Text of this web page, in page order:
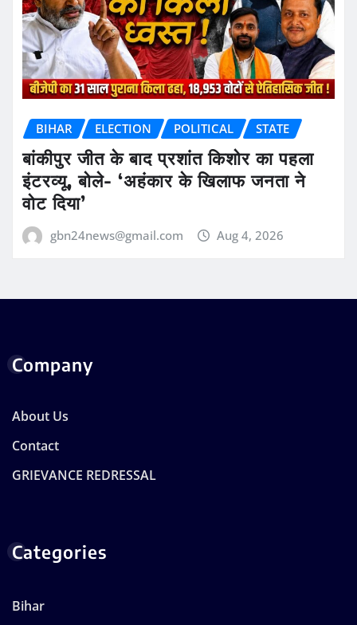
BIHAR ELECTION POLITICAL STATE
बांकीपुर जीत के बाद प्रशांत किशोर का पहला
इंटरव्यू, बोले- ‘अहंकार के खिलाफ जनता ने
वोट दिया’
gbn24news@gmail.com Aug 4, 2026
Company
About Us
Contact
GRIEVANCE REDRESSAL
Categories
Bihar